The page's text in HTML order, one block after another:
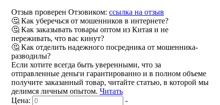
Отзыв проверен Отзовиком: ссылка на отзыв
🤔 Как уберечься от мошенников в интернете?
🤔 Как заказывать товары оптом из Китая и не
переживать, что вас кинут?
🤔 Как отделить надежного посредника от мошенника-
разводилы?
Если хотите всегда быть уверенными, что за
отправленные деньги гарантированно и в полном объеме
получите заказанный товар, читайте статью, в которой мы
делимся личным опытом. Читать
Цена: -